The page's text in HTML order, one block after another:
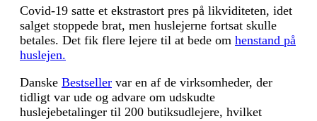
Covid-19 satte et ekstrastort pres på likviditeten, idet
salget stoppede brat, men huslejerne fortsat skulle
betales. Det fik flere lejere til at bede om henstand på
huslejen.
Danske Bestseller var en af de virksomheder, der
tidligt var ude og advare om udskudte
huslejebetalinger til 200 butiksudlejere, hvilket